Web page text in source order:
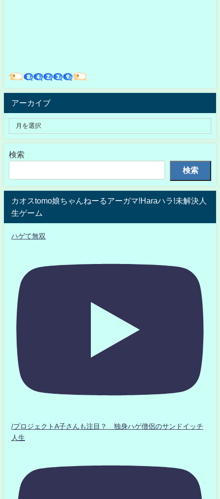
アーカイブ
検索
検索
カオスtomo娘ちゃんねーるアーガマ!Haraハラ!未解決人
生ゲーム
ハゲて無双
/プロジェクトA子さんも注目？ 独身ハゲ僧侶のサンドイッチ
人生